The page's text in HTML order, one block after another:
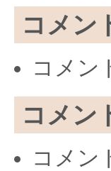
コメン
コメン
コメン
コメン